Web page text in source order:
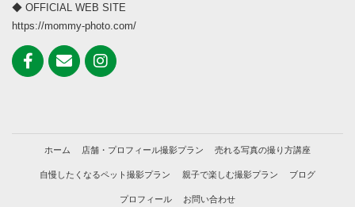
◆ OFFICIAL WEB SITE
https://mommy-photo.com/
ホーム 店舗・プロフィール撮影プラン 売れる写真の撮り方講座
自慢したくなるペット撮影プラン 親子で楽しむ撮影プラン ブログ
プロフィール お問い合わせ